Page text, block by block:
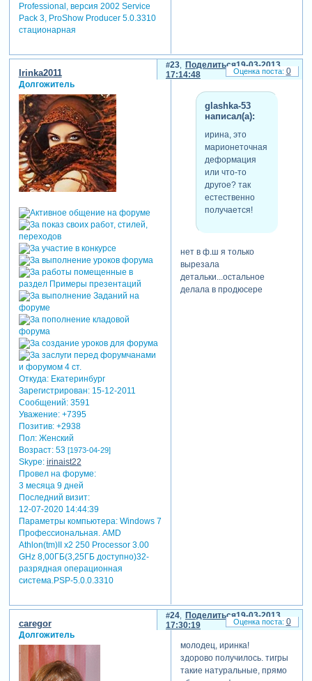
Professional, версия 2002 Service
Pack 3, ProShow Producer 5.0.3310
стационарная
Поделиться
23
19-03-2013
17:14:48
Irinka2011
Долгожитель
Откуда:Екатеринбург
Зарегистрирован: 15-12-2011
Сообщений:3591
Уважение: +7395
Позитив: +2938
Пол:Женский
Возраст:53 [1973-04-29]
Skype: irinaist22
Провел на форуме:
3 месяца 9 дней
Последний визит:
12-07-2020 14:44:39
Параметры компьютера:Windows 7
Профессиональная. AMD
Athlon(tm)II x2 250 Processor 3.00
GHz 8,00ГБ(3,25ГБ доступно)32-
разрядная операционная
система.PSP-5.0.0.3310
glashka-53
написал(а):
ирина, это
марионеточная
деформация
или что-то
другое? так
естественно
получается!
нет в ф.ш я только
вырезала
детальки...остальное
делала в продюсере
0
Поделиться
24
19-03-2013
17:30:19
caregor
Долгожитель
молодец, иринка!
здорово получилось. тигры
такие натуральные, прямо
0